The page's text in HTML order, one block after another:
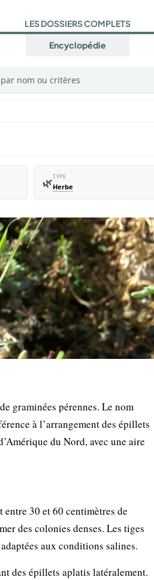
LES DOSSIERS COMPLETS
Encyclopédie
nom ou critères
🌿TYPE
Herbe
graminées pérennes. Le nom
à l’arrangement des épillets
du Nord, avec une aire
30 et 60 centimètres de
des colonies denses. Les tiges
aux conditions salines.
des épillets aplatis latéralement.